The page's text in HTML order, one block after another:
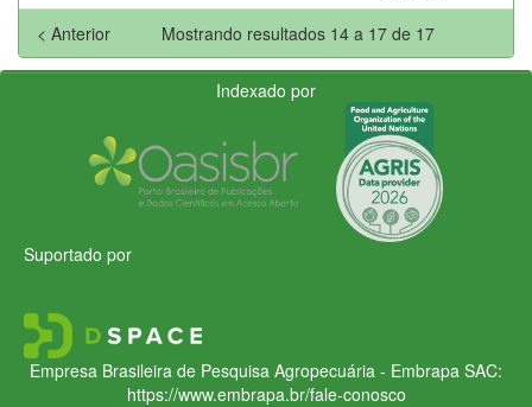
Mostrando resultados 14 a 17 de 17
< Anterior
Indexado por
Suportado por
Empresa Brasileira de Pesquisa Agropecuária - Embrapa SAC:
https://www.embrapa.br/fale-conosco